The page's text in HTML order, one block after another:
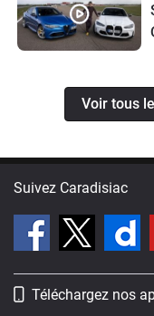
Voir tous
Suivez Caradisiac
Téléchargez nos